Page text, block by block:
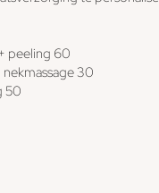
peeling 60
30
50